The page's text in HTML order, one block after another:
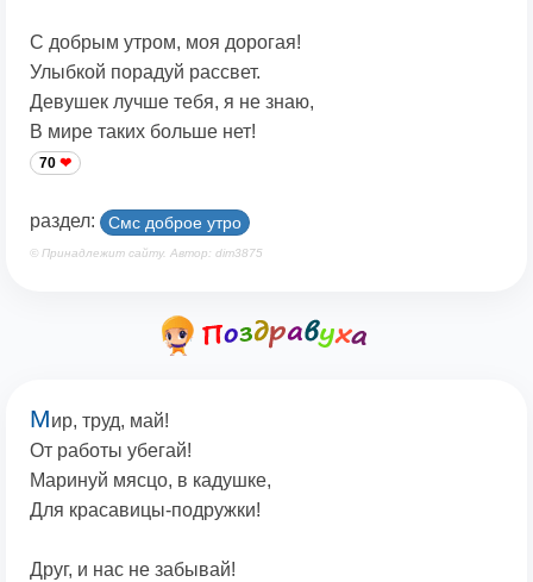
С добрым утром, моя дорогая!
Улыбкой порадуй рассвет.
Девушек лучше тебя, я не знаю,
В мире таких больше нет!
70
раздел: Смс доброе утро
© Принадлежит сайту. Автор: dim3875
Мир, труд, май!
От работы убегай!
Маринуй мясцо, в кадушке,
Для красавицы-подружки!
Друг, и нас не забывай!